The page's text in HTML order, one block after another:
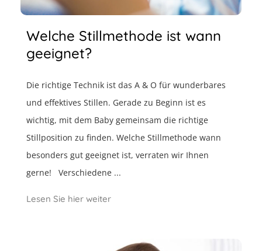
Welche Stillmethode ist wann
geeignet?
Die richtige Technik ist das A & O für wunderbares
und effektives Stillen. Gerade zu Beginn ist es
wichtig, mit dem Baby gemeinsam die richtige
Stillposition zu finden. Welche Stillmethode wann
besonders gut geeignet ist, verraten wir Ihnen
gerne! Verschiedene ...
Lesen Sie hier weiter